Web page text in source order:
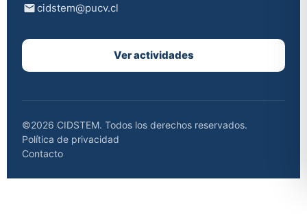
cidstem@pucv.cl
Ver actividades
©2026 CIDSTEM. Todos los derechos reservados.
Política de privacidad
Contacto